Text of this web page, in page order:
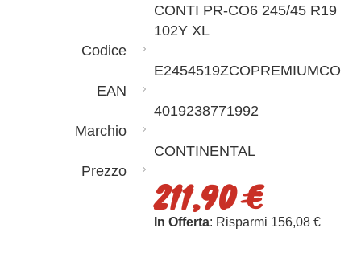
CONTI PR-CO6 245/45 R19
102Y XL
Codice
E2454519ZCOPREMIUMCO
EAN
4019238771992
Marchio
CONTINENTAL
Prezzo
211,90 €
In Offerta: Risparmi 156,08 €